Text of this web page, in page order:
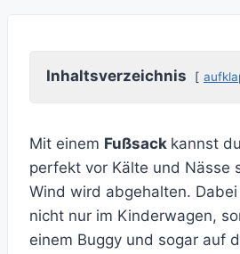
Inhaltsverzeichnis
Mit einem Fußsack kannst
perfekt vor Kälte und Nässe
Wind wird abgehalten.
nicht nur im Kinderwagen,
einem Buggy und sogar auf